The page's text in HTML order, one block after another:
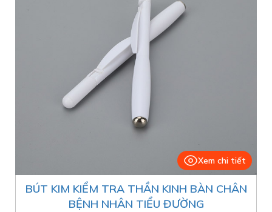
Xem chi tiết
BÚT KIM KIỂM TRA THẦN KINH BÀN CHÂN
BỆNH NHÂN TIỂU ĐƯỜNG